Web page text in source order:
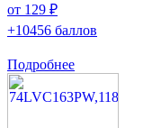
от 129 ₽
+10456 баллов
Подробнее